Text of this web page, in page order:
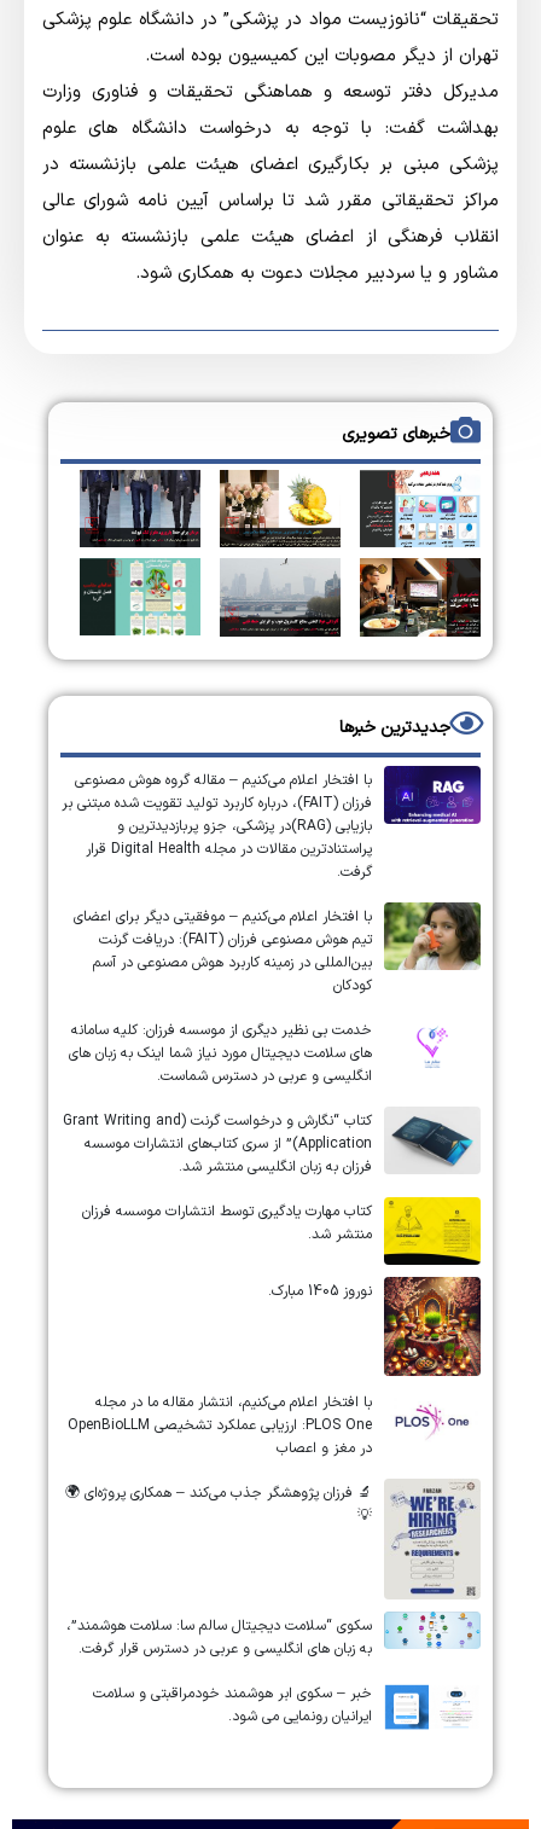
تحقیقات “نانوزیست مواد در پزشکی” در دانشگاه علوم پزشکی
تهران از دیگر مصوبات این کمیسیون بوده است.
مدیرکل دفتر توسعه و هماهنگی تحقیقات و فناوری وزارت
بهداشت گفت: با توجه به درخواست دانشگاه های علوم
پزشکی مبنی بر بکارگیری اعضای هیئت علمی بازنشسته در
مراکز تحقیقاتی مقرر شد تا براساس آیین نامه شورای عالی
انقلاب فرهنگی از اعضای هیئت علمی بازنشسته به عنوان
مشاور و یا سردبیر مجلات دعوت به همکاری شود.
خبرهای تصویری
جدیدترین خبرها
با افتخار اعلام می‌کنیم – مقاله گروه هوش مصنوعی
فرزان (FAIT)، درباره کاربرد تولید تقویت شده مبتنی بر
بازیابی (RAG)در پزشکی، جزو پربازدیدترین و
پراستنادترین مقالات در مجله Digital Health قرار
گرفت.
با افتخار اعلام می‌کنیم – موفقیتی دیگر برای اعضای
تیم هوش مصنوعی فرزان (FAIT): دریافت گرنت
بین‌المللی در زمینه کاربرد هوش مصنوعی در آسم
کودکان
خدمت بی نظیر دیگری از موسسه فرزان: کلیه سامانه
های سلامت دیجیتال مورد نیاز شما اینک به زبان های
انگلیسی و عربی در دسترس شماست.
کتاب “نگارش و درخواست گرنت (Grant Writing and
Application)” از سری کتاب‌های انتشارات موسسه
فرزان به زبان انگلیسی منتشر شد.
کتاب مهارت یادگیری توسط انتشارات موسسه فرزان
منتشر شد.
نوروز 1405 مبارک.
‏‏‏با افتخار اعلام می‌کنیم، انتشار مقاله ما در مجله
‎PLOS One‎: ارزیابی عملکرد تشخیصی ‎OpenBioLLM‎
در مغز و اعصاب
🔬 فرزان پژوهشگر جذب می‌کند – همکاری پروژه‌ای 🌍
💡
سکوی “سلامت دیجیتال سالم سا: سلامت هوشمند”،
به زبان های انگلیسی و عربی در دسترس قرار گرفت.
خبر – سکوی ابر هوشمند خودمراقبتی و سلامت
ایرانیان رونمایی می شود.